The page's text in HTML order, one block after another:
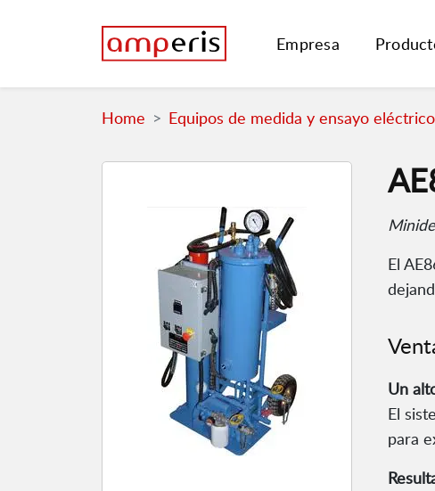
Empresa
Home Equipos de medida y ensayo eléctrico
El
Un
El
para